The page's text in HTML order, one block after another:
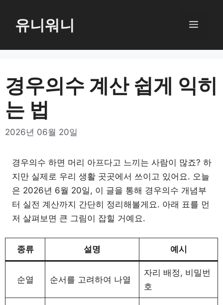
로
너
뛰
유니워니 메
경우의수 계산 쉽게 익히
는 법
2026년 06월 20일
경우의수 하면 머리 아프다고 느끼는 사람이 많죠? 하
지만 실제로 우리 생활 곳곳에서 쓰이고 있어요. 오늘
은 2026년 6월 20일, 이 글을 통해 경우의수 개념부
터 실전 계산까지 간단히 정리해볼게요. 아래 표를 먼
저 살펴보면 큰 그림이 잡힐 거예요.
종류 설명 예시
순열 순서를 고려하여 나열
자리 배정, 비밀번
호